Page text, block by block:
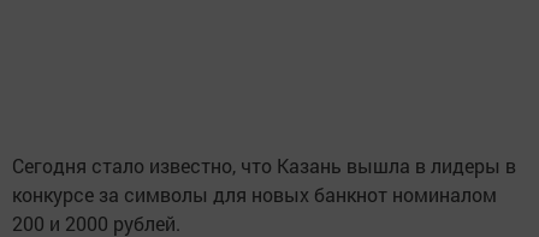
Сегодня стало известно, что Казань вышла в лидеры в
конкурсе за символы для новых банкнот номиналом
200 и 2000 рублей.